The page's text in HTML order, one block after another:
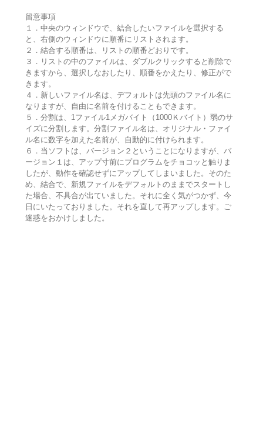
留意事項
１．中央のウィンドウで、結合したいファイルを選択する
と、右側のウィンドウに順番にリストされます。
２．結合する順番は、リストの順番どおりです。
３．リストの中のファイルは、ダブルクリックすると削除で
きますから、選択しなおしたり、順番をかえたり、修正がで
きます。
４．新しいファイル名は、デフォルトは先頭のファイル名に
なりますが、自由に名前を付けることもできます。
５．分割は、1ファイル1メガバイト（1000Ｋバイト）弱のサ
イズに分割します。分割ファイル名は、オリジナル・ファイ
ル名に数字を加えた名前が、自動的に付けられます。
６．当ソフトは、バージョン２ということになりますが、バ
ージョン１は、アップ寸前にプログラムをチョコッと触りま
したが、動作を確認せずにアップしてしまいました。そのた
め、結合で、新規ファイルをデフォルトのままでスタートし
た場合、不具合が出ていました。それに全く気がつかず、今
日にいたっておりました。それを直して再アップします。ご
迷惑をおかけしました。